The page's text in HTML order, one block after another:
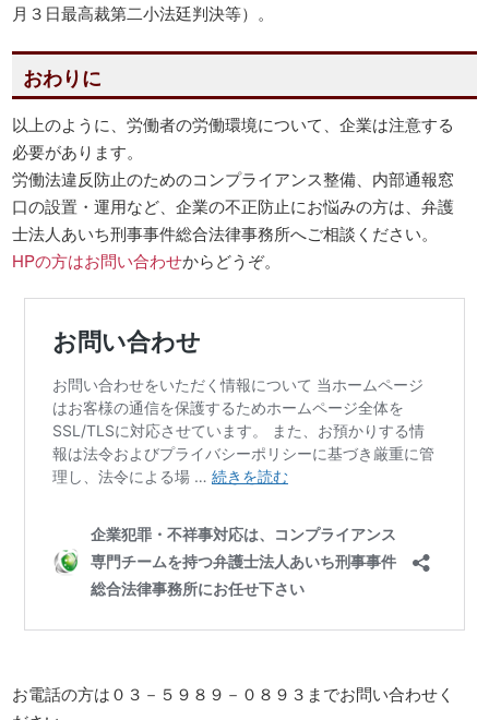
月３日最高裁第二小法廷判決等）。
おわりに
以上のように、労働者の労働環境について、企業は注意する
必要があります。
労働法違反防止のためのコンプライアンス整備、内部通報窓
口の設置・運用など、企業の不正防止にお悩みの方は、弁護
士法人あいち刑事事件総合法律事務所へご相談ください。
HPの方はお問い合わせからどうぞ。
お電話の方は０３－５９８９－０８９３までお問い合わせく